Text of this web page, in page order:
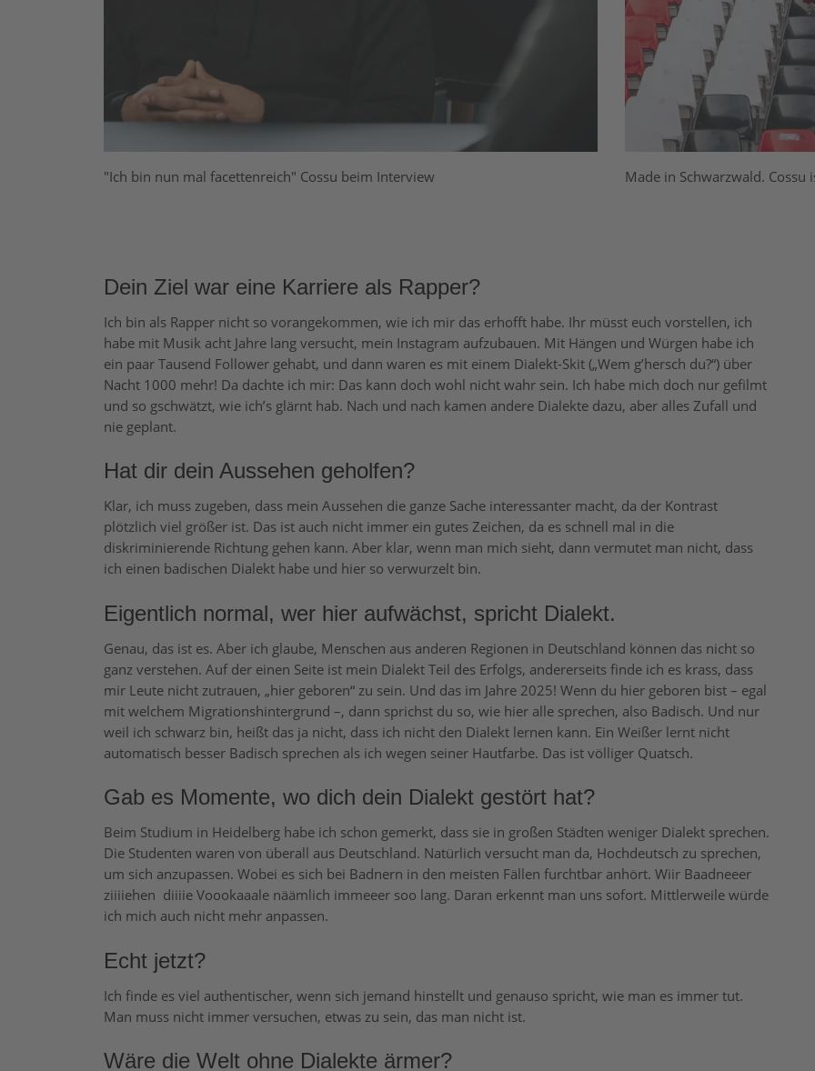
"Ich bin nun mal facettenreich" Cossu beim Interview Made in Schwarzwald. Cossu
Dein Ziel war eine Karriere als Rapper?
Ich bin als Rapper nicht so vorangekommen, wie ich mir das erhofft habe. Ihr müsst euch vorstellen, ich
habe mit Musik acht Jahre lang versucht, mein Instagram aufzubauen. Mit Hängen und Würgen habe ich
ein paar Tausend Follower gehabt, und dann waren es mit einem Dialekt-Skit („Wem g’hersch du?“) über
Nacht 1000 mehr! Da dachte ich mir: Das kann doch wohl nicht wahr sein. Ich habe mich doch nur gefilmt
und so gschwätzt, wie ich’s glärnt hab. Nach und nach kamen andere Dialekte dazu, aber alles Zufall und
nie geplant.
Hat dir dein Aussehen geholfen?
Klar, ich muss zugeben, dass mein Aussehen die ganze Sache interessanter macht, da der Kontrast
plötzlich viel größer ist. Das ist auch nicht immer ein gutes Zeichen, da es schnell mal in die
diskriminierende Richtung gehen kann. Aber klar, wenn man mich sieht, dann vermutet man nicht, dass
ich einen badischen Dialekt habe und hier so verwurzelt bin.
Eigentlich normal, wer hier aufwächst, spricht Dialekt.
Genau, das ist es. Aber ich glaube, Menschen aus anderen Regionen in Deutschland können das nicht so
ganz verstehen. Auf der einen Seite ist mein Dialekt Teil des Erfolgs, andererseits finde ich es krass, dass
mir Leute nicht zutrauen, „hier geboren“ zu sein. Und das im Jahre 2025! Wenn du hier geboren bist – egal
mit welchem Migrationshintergrund –, dann sprichst du so, wie hier alle sprechen, also Badisch. Und nur
weil ich schwarz bin, heißt das ja nicht, dass ich nicht den Dialekt lernen kann. Ein Weißer lernt nicht
automatisch besser Badisch sprechen als ich wegen seiner Hautfarbe. Das ist völliger Quatsch.
Gab es Momente, wo dich dein Dialekt gestört hat?
Beim Studium in Heidelberg habe ich schon gemerkt, dass sie in großen Städten weniger Dialekt sprechen.
Die Studenten waren von überall aus Deutschland. Natürlich versucht man da, Hochdeutsch zu sprechen,
um sich anzupassen. Wobei es sich bei Badnern in den meisten Fällen furchtbar anhört. Wiir Baadneeer
ziiiiehen diiiie Voookaaale näämlich immeeer soo lang. Daran erkennt man uns sofort. Mittlerweile würde
ich mich auch nicht mehr anpassen.
Echt jetzt?
Ich finde es viel authentischer, wenn sich jemand hinstellt und genauso spricht, wie man es immer tut.
Man muss nicht immer versuchen, etwas zu sein, das man nicht ist.
Wäre die Welt ohne Dialekte ärmer?